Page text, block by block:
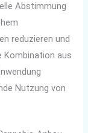
Abstimmung
reduzieren und
Kombination aus
Nutzung von